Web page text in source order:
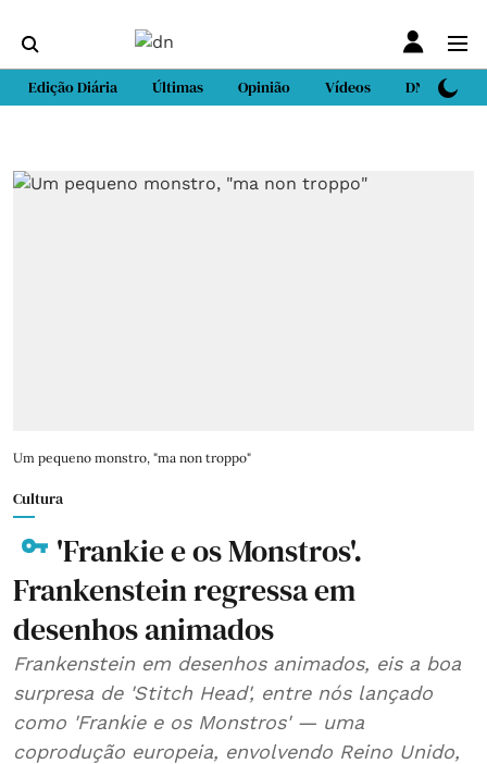
Edição Diária Últimas Opinião Vídeos DN Sport
Um pequeno monstro, "ma non troppo"
Cultura
'Frankie e os Monstros'.
Frankenstein regressa em
desenhos animados
Frankenstein em desenhos animados, eis a boa
surpresa de 'Stitch Head', entre nós lançado
como 'Frankie e os Monstros' — uma
coprodução europeia, envolvendo Reino Unido,